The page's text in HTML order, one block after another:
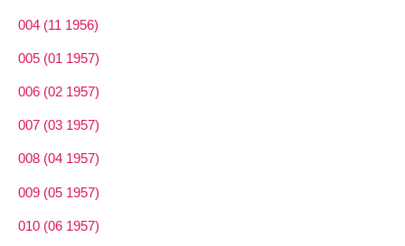
004 (11 1956)
005 (01 1957)
006 (02 1957)
007 (03 1957)
008 (04 1957)
009 (05 1957)
010 (06 1957)